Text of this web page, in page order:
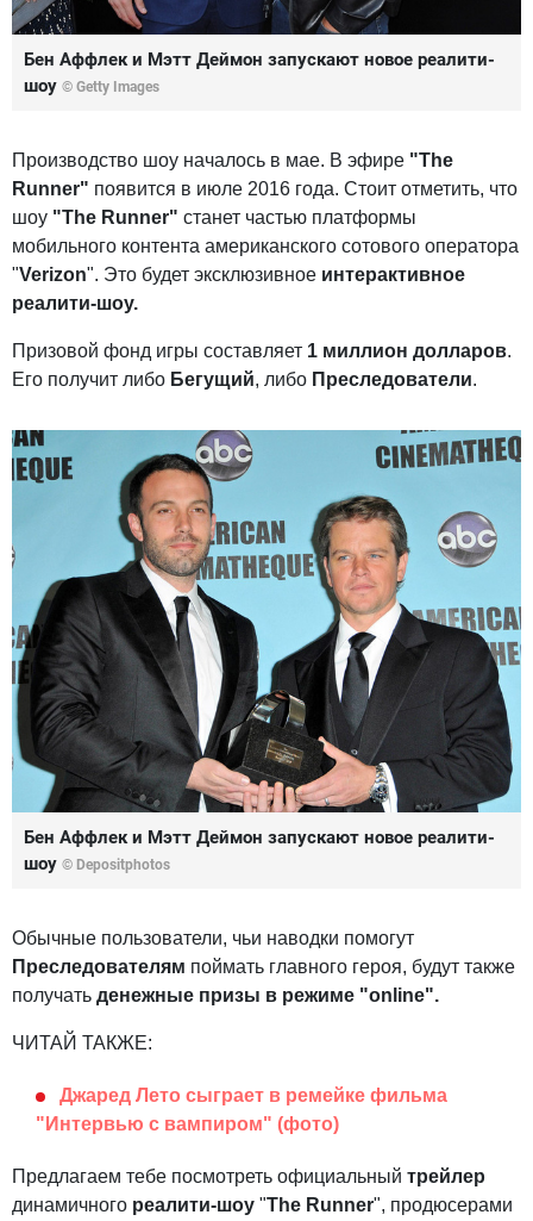
Бен Аффлек и Мэтт Деймон запускают новое реалити-
шоу © Getty Images
Производство шоу началось в мае. В эфире "The
Runner" появится в июле 2016 года. Стоит отметить, что
шоу "The Runner" станет частью платформы
мобильного контента американского сотового оператора
"Verizon". Это будет эксклюзивное интерактивное
реалити-шоу.
Призовой фонд игры составляет 1 миллион долларов.
Его получит либо Бегущий, либо Преследователи.
Бен Аффлек и Мэтт Деймон запускают новое реалити-
шоу © Depositphotos
Обычные пользователи, чьи наводки помогут
Преследователям поймать главного героя, будут также
получать денежные призы в режиме "online".
ЧИТАЙ ТАКЖЕ:
Джаред Лето сыграет в ремейке фильма
"Интервью с вампиром" (фото)
Предлагаем тебе посмотреть официальный трейлер
динамичного реалити-шоу "The Runner", продюсерами